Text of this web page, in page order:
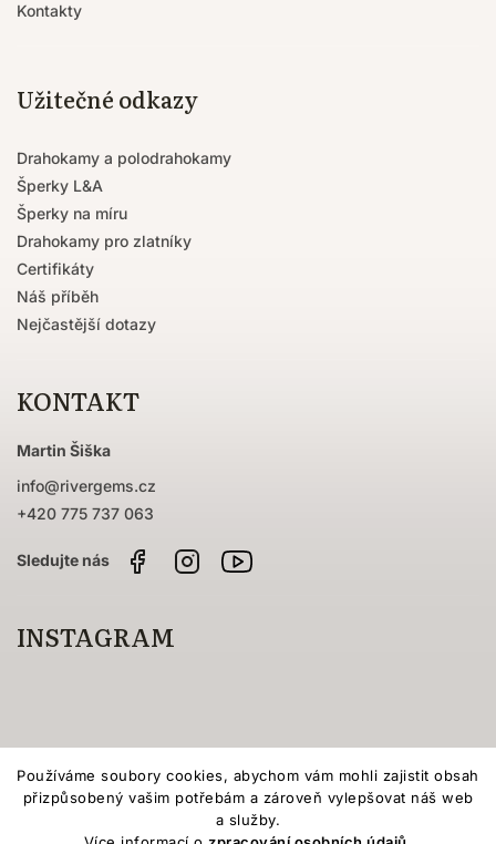
Používáme soubory cookies, abychom vám mohli zajistit obsah
přizpůsobený vašim potřebám a zároveň vylepšovat náš web
a služby.
Kontakty
Užitečné odkazy
Drahokamy a polodrahokamy
Šperky L&A
Šperky na míru
Drahokamy pro zlatníky
Certifikáty
Náš příběh
Nejčastější dotazy
KONTAKT
Martin Šiška
info@rivergems.cz
+420 775 737 063
FacebookInstagram
INSTAGRAM